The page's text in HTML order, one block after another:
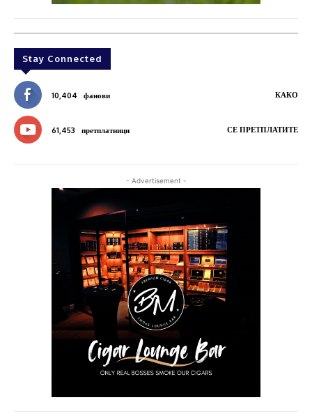
Stay Connected
10,404 фанови КАКО
61,453 претплатници СЕ ПРЕТПЛАТИТЕ
- Advertisement -